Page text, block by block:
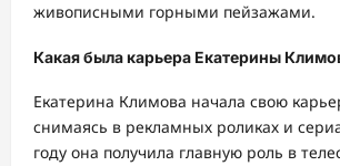
живописными горными пейзажами.
Какая была карьера Екатерины
Екатерина Климова начала свою
снимаясь в рекламных роликах и
году она получила главную роль в